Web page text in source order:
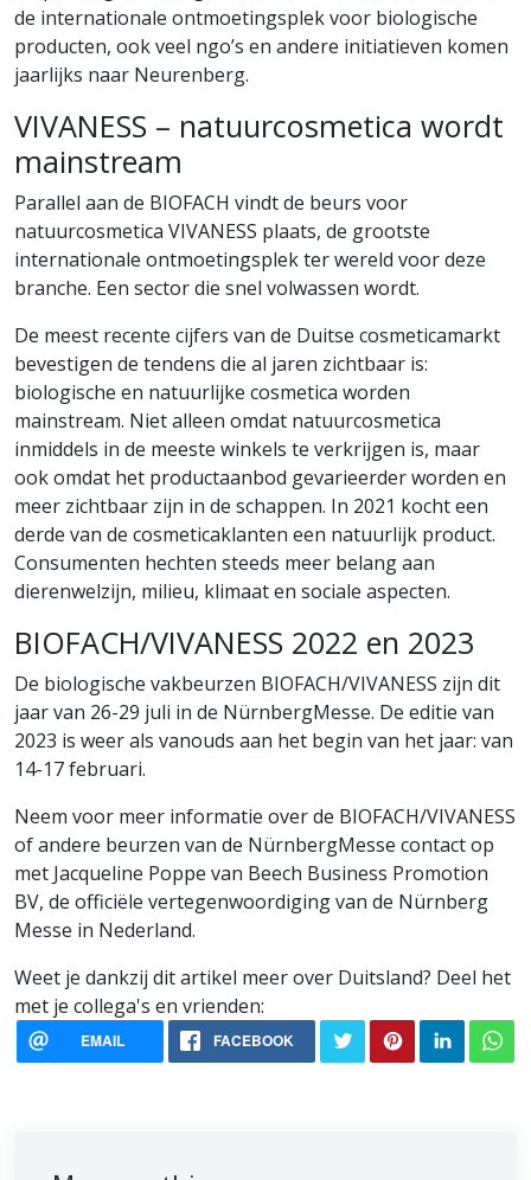
de internationale ontmoetingsplek voor biologische
producten, ook veel ngo’s en andere initiatieven komen
jaarlijks naar Neurenberg.
VIVANESS – natuurcosmetica wordt
mainstream
Parallel aan de BIOFACH vindt de beurs voor
natuurcosmetica VIVANESS plaats, de grootste
internationale ontmoetingsplek ter wereld voor deze
branche. Een sector die snel volwassen wordt.
De meest recente cijfers van de Duitse cosmeticamarkt
bevestigen de tendens die al jaren zichtbaar is:
biologische en natuurlijke cosmetica worden
mainstream. Niet alleen omdat natuurcosmetica
inmiddels in de meeste winkels te verkrijgen is, maar
ook omdat het productaanbod gevarieerder worden en
meer zichtbaar zijn in de schappen. In 2021 kocht een
derde van de cosmeticaklanten een natuurlijk product.
Consumenten hechten steeds meer belang aan
dierenwelzijn, milieu, klimaat en sociale aspecten.
BIOFACH/VIVANESS 2022 en 2023
De biologische vakbeurzen BIOFACH/VIVANESS zijn dit
jaar van 26-29 juli in de NürnbergMesse. De editie van
2023 is weer als vanouds aan het begin van het jaar: van
14-17 februari.
Neem voor meer informatie over de BIOFACH/VIVANESS
of andere beurzen van de NürnbergMesse contact op
met Jacqueline Poppe van Beech Business Promotion
BV, de officiële vertegenwoordiging van de Nürnberg
Messe in Nederland.
Weet je dankzij dit artikel meer over Duitsland? Deel het
met je collega's en vrienden:
EMAIL FACEBOOK